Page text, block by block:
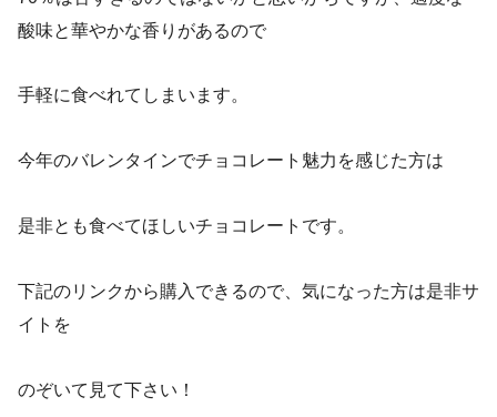
酸味と華やかな香りがあるので
手軽に食べれてしまいます。
今年のバレンタインでチョコレート魅力を感じた方は
是非とも食べてほしいチョコレートです。
下記のリンクから購入できるので、気になった方は是非サ
イトを
のぞいて見て下さい！